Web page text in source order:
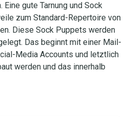
gute Tarnung und Sock
zum Standard-Repertoire von
Diese Sock Puppets werden
Das beginnt mit einer Mail-
Media Accounts und letztlich
werden und das innerhalb